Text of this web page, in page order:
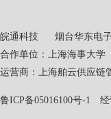
皖通科技 烟台华东电
合作单位：上海海事大学
运营商：上海舶云供
鲁ICP备05016100号-1 经